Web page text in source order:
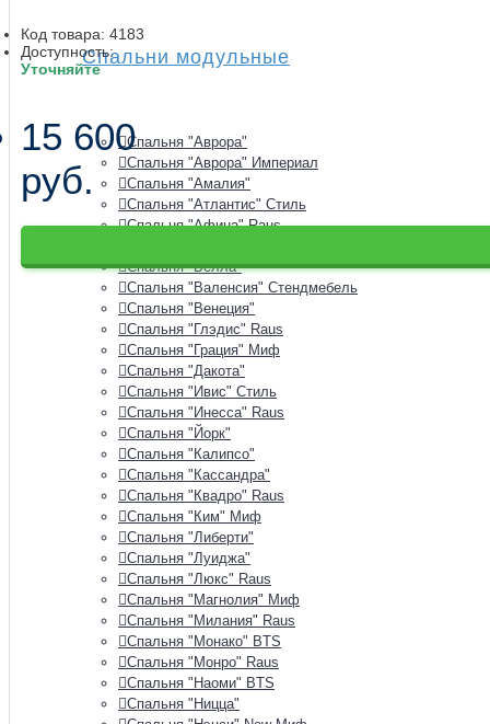
Спальни модульные
Спальня "Аврора"
Спальня "Аврора" Империал
Спальня "Амалия"
Спальня "Атлантис" Стиль
Спальня "Афина" Raus
Спальня "Белла"
Спальня "Валенсия" Стендмебель
Спальня "Венеция"
Спальня "Глэдис" Raus
Спальня "Грация" Миф
Спальня "Дакота"
Спальня "Ивис" Стиль
Спальня "Инесса" Raus
Спальня "Йорк"
Спальня "Калипсо"
Спальня "Кассандра"
Спальня "Квадро" Raus
Спальня "Ким" Миф
Спальня "Либерти"
Спальня "Луиджа"
Спальня "Люкс" Raus
Спальня "Магнолия" Миф
Спальня "Милания" Raus
Спальня "Монако" BTS
Спальня "Монро" Raus
Спальня "Наоми" BTS
Спальня "Ницца"
Код товара: 4183
Доступность:
Уточняйте
15 600
руб.